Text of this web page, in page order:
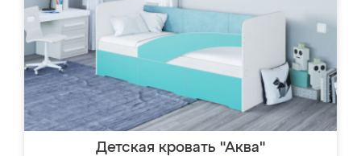
Детская кровать "Аква"